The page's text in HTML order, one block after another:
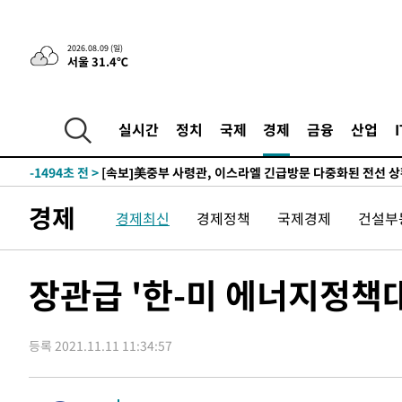
2026.08.09 (일)
서울 31.4℃
실시간 정치 국제 경제 금융 산업
-27221초 전 >이강인, 오늘 서울서 AT마드리드 입단식…'전례 없는 특
-14103초 전 >'여긴 20도, 저긴 50도'…열화상 카메라로 본 폭염 저감
-7168초 전 >
튀르키예 외무장관, "메카 3국 방위협정은 이란이 목표 아
-4376초 전 >
상
-1494초 전 > [속보]美중부 사령관, 이스라엘 긴급방문 다중화된 전선
누출”
7분 전 >
‘축구의 신’ 아르헨티나 축구 선수 메시의 부친 지병 별세
8분 전 >“美 이란전 무기 소진…북한과 분쟁시 주한 미군 취약해질 수
-29217초 전 >손흥민, 68분 뛰고 2경기 침묵…LAFC, 톨루카에 1-0 승
-27241초 전 >이강인, 오늘 서울서 AT마드리드 입단식…'전례 없는 특
-14123초 전 >'여긴 20도, 저긴 50도'…열화상 카메라로 본 폭염 저감
-13594초 전 > 콜롬비아 신임 우파 대통령 취임 하루만에 차량폭탄 폭발
경제 경제최신 경제정책 국제경제 건설
장관급 '한-미 에너지정
등록 2021.11.11 11:34:57